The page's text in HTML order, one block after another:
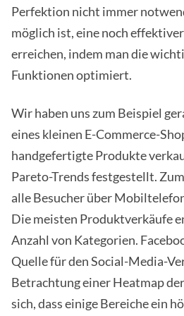
Perfektion nicht immer
möglich ist, eine noch
erreichen, indem man die
Funktionen optimiert.
Wir haben uns zum Beispiel
eines kleinen E-Commerce-
handgefertigte Produkte
Pareto-Trends festgestellt.
alle Besucher über
Die meisten Produktverkäufe
Anzahl von Kategorien.
Quelle für den Social-Media-
Betrachtung einer Heatmap
sich, dass einige Bereiche ein